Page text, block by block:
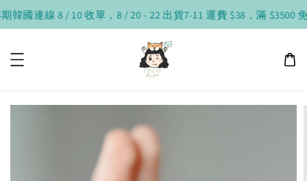
韓國連線 8 / 10 收單，8 / 20 - 22 出貨7-11 運費 $38，滿 $3500 免